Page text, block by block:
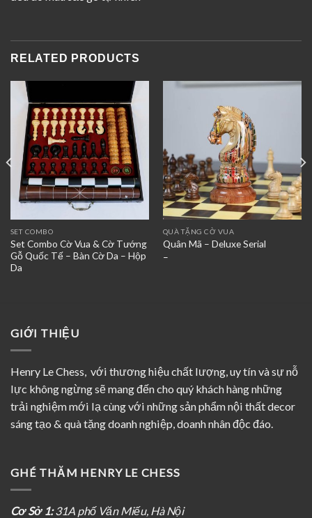
RELATED PRODUCTS
SET COMBO
Set Combo Cờ Vua & Cờ Tướng
Gỗ Quốc Tế – Bàn Cờ Da – Hộp
Da
QUÀ TẶNG CỜ VUA
Quân Mã – Deluxe Serial
–
GIỚI THIỆU
Henry Le Chess, với thương hiệu chất lượng, uy tín và sự nỗ
lực không ngừng sẽ mang đến cho quý khách hàng những
trải nghiệm mới lạ cùng với những sản phẩm nội thất decor
sáng tạo & quà tặng doanh nghiệp, doanh nhân độc đáo.
GHÉ THĂM HENRY LE CHESS
Cơ Sở 1:31A phố Văn Miếu, Hà Nội